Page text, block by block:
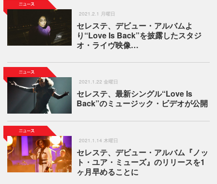
2021.2.1 月曜日
セレステ、デビュー・アルバムよ
り“Love Is Back”を披露したスタジ
オ・ライヴ映像…
2021.1.22 金曜日
セレステ、最新シングル“Love Is
Back”のミュージック・ビデオが公開
2021.1.14 木曜日
セレステ、デビュー・アルバム『ノッ
ト・ユア・ミューズ』のリリースを1
ヶ月早めることに